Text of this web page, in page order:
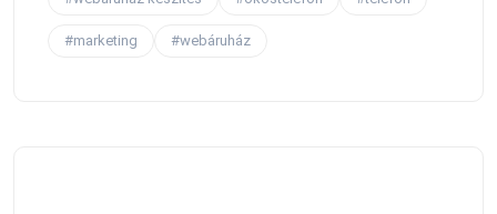
#marketing #webáruház